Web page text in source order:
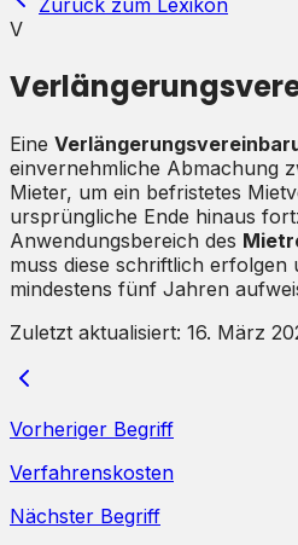
Zurück zum Lexikon
V
Eine
einvernehmliche Abmachung
Mieter, um ein befristetes
ursprüngliche Ende hinaus
Anwendungsbereich des
muss diese schriftlich erfolgen
mindestens fünf Jahren
Zuletzt aktualisiert: 16. März
Vorheriger Begriff
Verfahrenskosten
Nächster Begriff